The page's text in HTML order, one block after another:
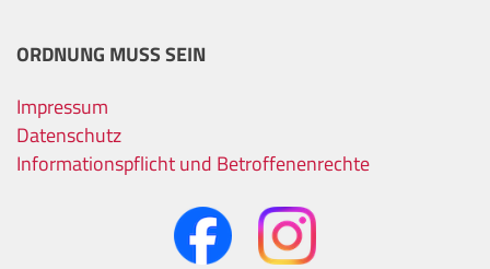
ORDNUNG MUSS SEIN
Impressum
Datenschutz
Informationspflicht und Betroffenenrechte